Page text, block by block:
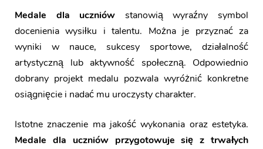
Medale dla uczniów stanowią wyraźny symbol
docenienia wysiłku i talentu. Można je przyznać za
wyniki w nauce, sukcesy sportowe, działalność
artystyczną lub aktywność społeczną. Odpowiednio
dobrany projekt medalu pozwala wyróżnić konkretne
osiągnięcie i nadać mu uroczysty charakter.
Istotne znaczenie ma jakość wykonania oraz estetyka.
Medale dla uczniów przygotowuje się z trwałych